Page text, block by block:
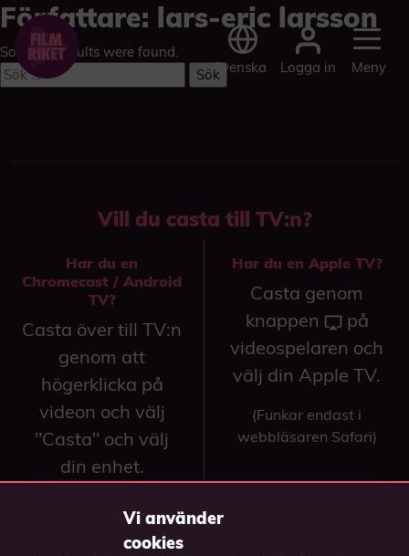
Vi använder
cookies
Svenska Logga in Meny
Författare: lars-eric larsson
Sorry, no results were found.
Sök
efter:
Vill du casta till TV:n?
Har du en
Chromecast / Android
TV?
Casta över till TV:n
genom att
högerklicka på
videon och välj
"Casta" och välj
din enhet.
webbläsaren Chrome).
Har du en Apple TV?
Casta genom
knappen
på
videospelaren och
välj din Apple TV.
(Funkar endast i
webbläsaren Safari)